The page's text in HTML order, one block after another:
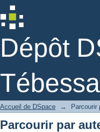
Dépôt
Tébessa
Parcourir par
Accueil de DSpace → Parcourir
Parcourir par